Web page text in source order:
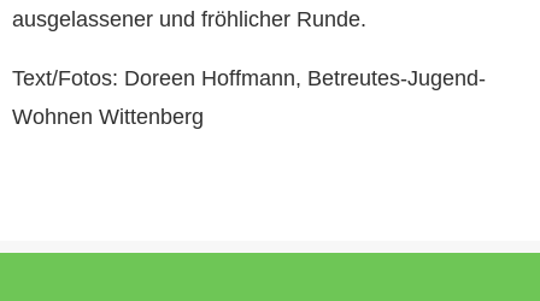
ausgelassener und fröhlicher Runde.
Text/Fotos: Doreen Hoffmann, Betreutes-Jugend-
Wohnen Wittenberg